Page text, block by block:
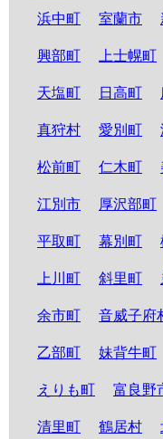
浜中町
室蘭市
興部町 上士幌町
天塩町 日高町
真狩村 愛別町
松前町 仁木町
江別市 厚沢部町
平取町 幕別町
上川町 斜里町
余市町 音威子府
乙部町 妹背牛町
えりも町 富良野
清里町 鶴居村